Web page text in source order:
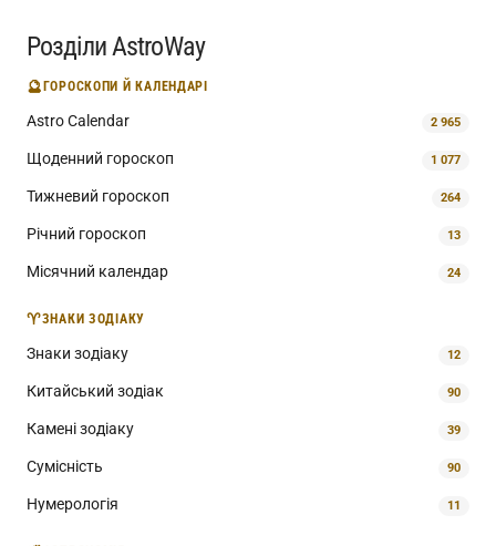
Розділи AstroWay
🔮ГОРОСКОПИ Й КАЛЕНДАРІ
Astro Calendar 2 965
Щоденний гороскоп 1 077
Тижневий гороскоп 264
Річний гороскоп 13
Місячний календар 24
♈ЗНАКИ ЗОДІАКУ
Знаки зодіаку 12
Китайський зодіак 90
Камені зодіаку 39
Сумісність 90
Нумерологія 11